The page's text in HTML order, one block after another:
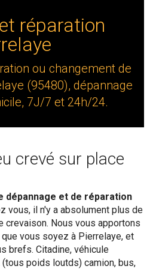
réparation
ou changement de
(95480), dépannage
7J/7 et 24h/24.
crevé sur place
dépannage et de réparation
vous, il n'y a absolument plus de
crevaison. Nous vous apportons
vous soyez à Pierrelaye, et
brefs. Citadine, véhicule
poids loutds) camion, bus,